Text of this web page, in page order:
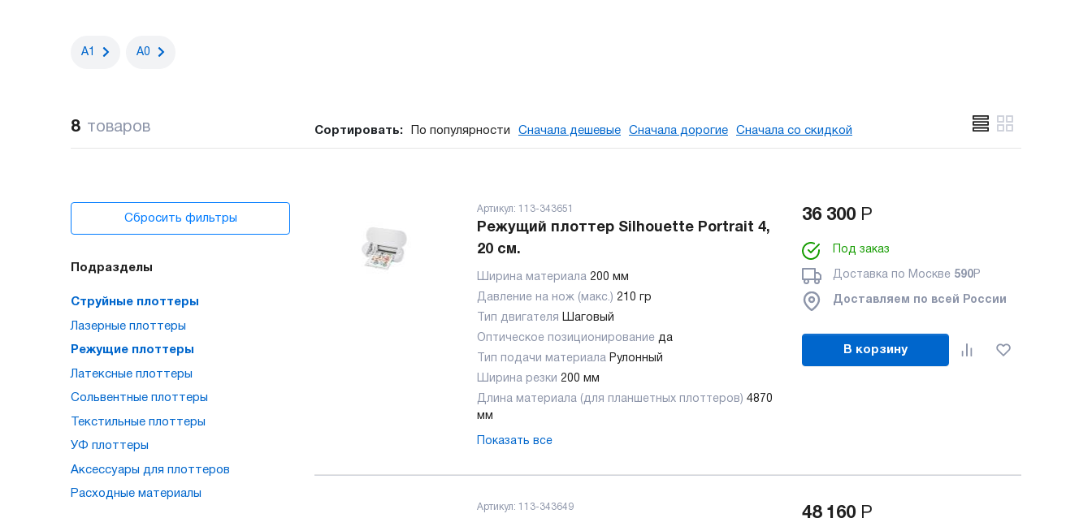
А1 А0
8 товаров Сортировать: По популярности Сначала дешевые Сначала дорогие Сначала со скидкой
Сбросить фильтры
Подразделы
Струйные плоттеры
Лазерные плоттеры
Режущие плоттеры
Латексные плоттеры
Сольвентные плоттеры
Текстильные плоттеры
УФ плоттеры
Аксессуары для плоттеров
Расходные материалы
Артикул: 113-343651
Режущий плоттер Silhouette Portrait 4,
20 см.
Ширина материала 200 мм
Давление на нож (макс.) 210 гр
Тип двигателя Шаговый
Оптическое позиционирование да
Тип подачи материала Рулонный
Ширина резки 200 мм
Длина материала (для планшетных плоттеров) 4870
мм
Показать все
36 300 Р
Под заказ
Доставка по Москве 590Р
Доставляем по всей России
В корзину
Артикул: 113-343649 48 160 Р